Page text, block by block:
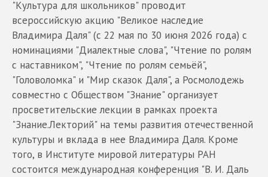
"Культура для школьников" проводит
всероссийскую акцию "Великое наследие
Владимира Даля" (с 22 мая по 30 июня 2026 года) с
номинациями "Диалектные слова", "Чтение по ролям
с наставником", "Чтение по ролям семьёй",
"Головоломка" и "Мир сказок Даля", а Росмолодежь
совместно с Обществом "Знание" организует
просветительские лекции в рамках проекта
"Знание.Лекторий" на темы развития отечественной
культуры и вклада в нее Владимира Даля. Кроме
того, в Институте мировой литературы РАН
состоится международная конференция "В. И. Даль